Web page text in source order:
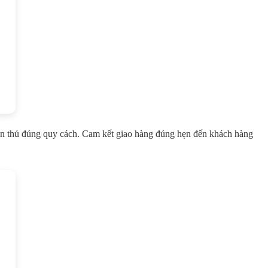
thủ đúng quy cách. Cam kết giao hàng đúng hẹn đến khách hàng